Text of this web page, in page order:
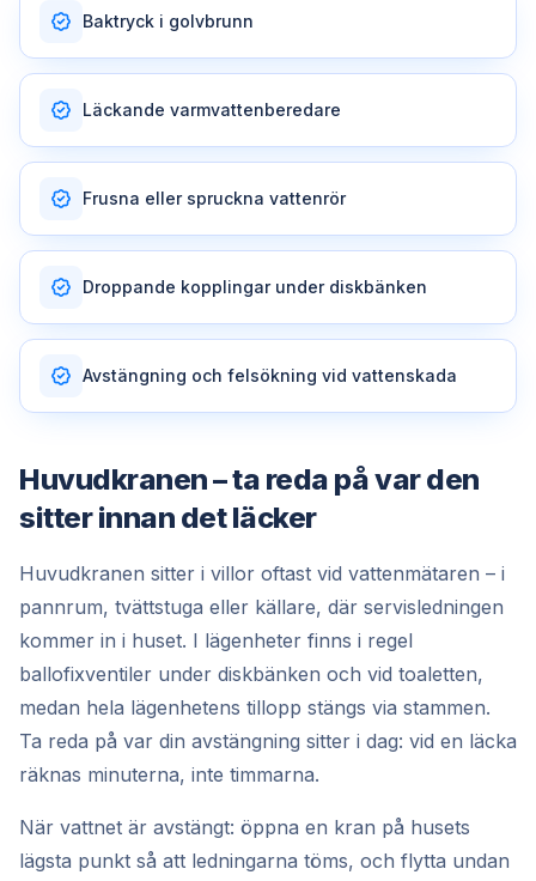
Baktryck i golvbrunn
Läckande varmvattenberedare
Frusna eller spruckna vattenrör
Droppande kopplingar under diskbänken
Avstängning och felsökning vid vattenskada
Huvudkranen – ta reda på var den
sitter innan det läcker
Huvudkranen sitter i villor oftast vid vattenmätaren – i
pannrum, tvättstuga eller källare, där servisledningen
kommer in i huset. I lägenheter finns i regel
ballofixventiler under diskbänken och vid toaletten,
medan hela lägenhetens tillopp stängs via stammen.
Ta reda på var din avstängning sitter i dag: vid en läcka
räknas minuterna, inte timmarna.
När vattnet är avstängt: öppna en kran på husets
lägsta punkt så att ledningarna töms, och flytta undan